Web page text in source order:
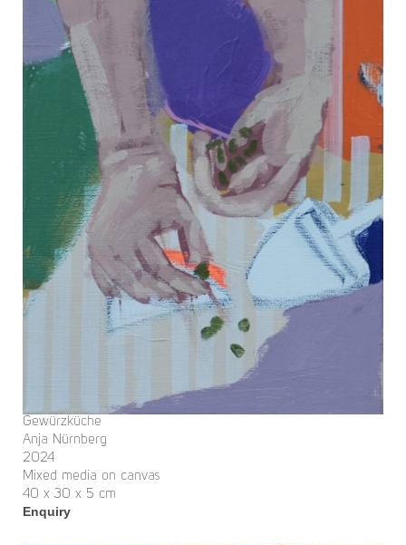
Gewürzküche
Anja Nürnberg
2024
Mixed media on canvas
40 x 30 x 5 cm
Enquiry